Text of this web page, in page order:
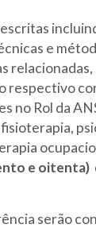
e
respectivo
no Rol da
e oitenta)
serão